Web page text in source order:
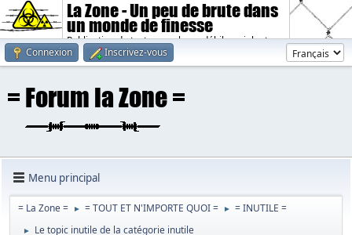
La Zone - Un peu de brute dans
un monde de finesse
Publication de textes sombres, débiles, violents.
Connexion
Inscrivez-vous
Menu principal
= La Zone = ► = TOUT ET N'IMPORTE QUOI = ► = INUTILE =
► Le topic inutile de la catégorie inutile